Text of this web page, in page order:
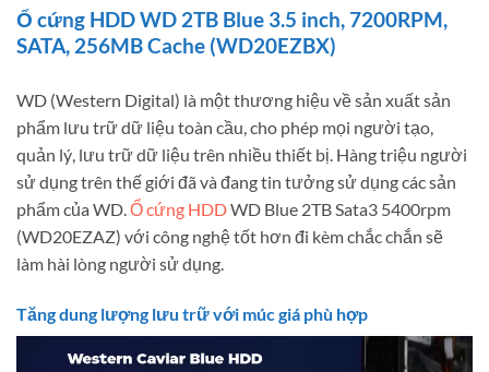
Ổ cứng HDD WD 2TB Blue 3.5 inch, 7200RPM,
SATA, 256MB Cache (WD20EZBX)
WD (Western Digital) là một thương hiệu về sản xuất sản
phẩm lưu trữ dữ liệu toàn cầu, cho phép mọi người tạo,
quản lý, lưu trữ dữ liệu trên nhiều thiết bị. Hàng triệu người
sử dụng trên thế giới đã và đang tin tưởng sử dụng các sản
phẩm của WD.Ổ cứng HDDWD Blue 2TB Sata3 5400rpm
(WD20EZAZ) với công nghệ tốt hơn đi kèm chắc chắn sẽ
làm hài lòng người sử dụng.
Tăng dung lượng lưu trữ với múc giá phù hợp